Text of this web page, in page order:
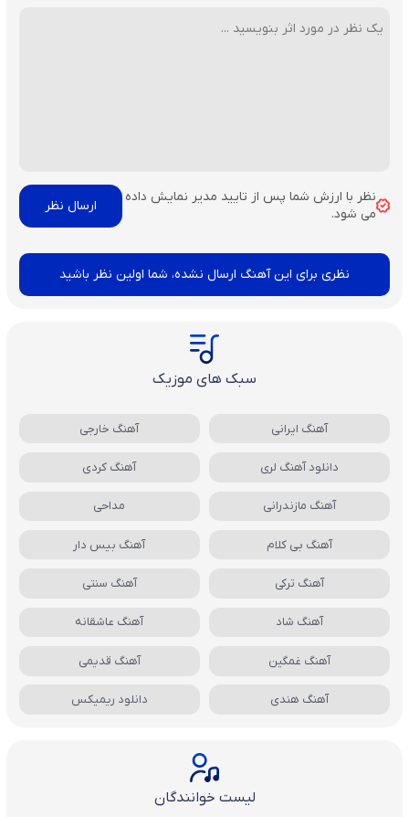
نظر با ارزش شما پس از تایید مدیر نمایش داده
می شود.
نظری برای این آهنگ ارسال نشده، شما اولین نظر باشید
سبک های موزیک
آهنگ ایرانی آهنگ خارجی
دانلود آهنگ لری آهنگ کردی
آهنگ مازندرانی مداحی
آهنگ بی کلام آهنگ بیس دار
آهنگ ترکی آهنگ سنتی
آهنگ شاد آهنگ عاشقانه
آهنگ غمگین آهنگ قدیمی
آهنگ هندی دانلود ریمیکس
لیست خوانندگان